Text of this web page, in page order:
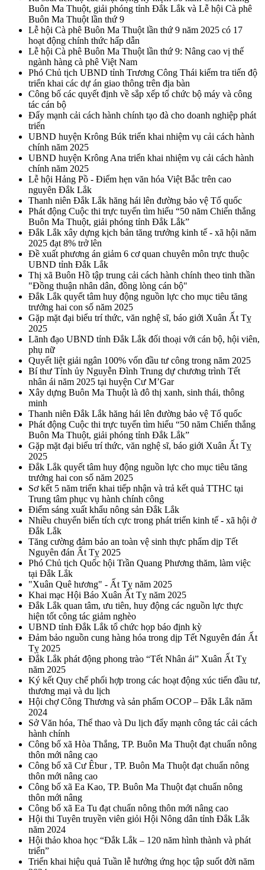
Buôn Ma Thuột, giải phóng tỉnh Đắk Lắk và Lễ hội Cà phê
Buôn Ma Thuột lần thứ 9
Lễ hội Cà phê Buôn Ma Thuột lần thứ 9 năm 2025 có 17
hoạt động chính thức hấp dẫn
Lễ hội Cà phê Buôn Ma Thuột lần thứ 9: Nâng cao vị thế
ngành hàng cà phê Việt Nam
Phó Chủ tịch UBND tỉnh Trương Công Thái kiểm tra tiến độ
triển khai các dự án giao thông trên địa bàn
Công bố các quyết định về sắp xếp tổ chức bộ máy và công
tác cán bộ
Đẩy mạnh cải cách hành chính tạo đà cho doanh nghiệp phát
triển
UBND huyện Krông Búk triển khai nhiệm vụ cải cách hành
chính năm 2025
UBND huyện Krông Ana triển khai nhiệm vụ cải cách hành
chính năm 2025
Lễ hội Hảng Pồ - Điểm hẹn văn hóa Việt Bắc trên cao
nguyên Đắk Lắk
Thanh niên Đắk Lắk hăng hái lên đường bảo vệ Tổ quốc
Phát động Cuộc thi trực tuyến tìm hiểu “50 năm Chiến thắng
Buôn Ma Thuột, giải phóng tỉnh Đắk Lắk”
Đắk Lắk xây dựng kịch bản tăng trưởng kinh tế - xã hội năm
2025 đạt 8% trở lên
Đề xuất phương án giảm 6 cơ quan chuyên môn trực thuộc
UBND tỉnh Đắk Lắk
Thị xã Buôn Hồ tập trung cải cách hành chính theo tinh thần
"Đồng thuận nhân dân, đồng lòng cán bộ"
Đắk Lắk quyết tâm huy động nguồn lực cho mục tiêu tăng
trưởng hai con số năm 2025
Gặp mặt đại biểu trí thức, văn nghệ sĩ, báo giới Xuân Ất Tỵ
2025
Lãnh đạo UBND tỉnh Đắk Lắk đối thoại với cán bộ, hội viên,
phụ nữ
Quyết liệt giải ngân 100% vốn đầu tư công trong năm 2025
Bí thư Tỉnh ủy Nguyễn Đình Trung dự chương trình Tết
nhân ái năm 2025 tại huyện Cư M’Gar
Xây dựng Buôn Ma Thuột là đô thị xanh, sinh thái, thông
minh
Thanh niên Đắk Lắk hăng hái lên đường bảo vệ Tổ quốc
Phát động Cuộc thi trực tuyến tìm hiểu “50 năm Chiến thắng
Buôn Ma Thuột, giải phóng tỉnh Đắk Lắk”
Gặp mặt đại biểu trí thức, văn nghệ sĩ, báo giới Xuân Ất Tỵ
2025
Đắk Lắk quyết tâm huy động nguồn lực cho mục tiêu tăng
trưởng hai con số năm 2025
Sơ kết 5 năm triển khai tiếp nhận và trả kết quả TTHC tại
Trung tâm phục vụ hành chính công
Điểm sáng xuất khẩu nông sản Đắk Lắk
Nhiều chuyển biến tích cực trong phát triển kinh tế - xã hội ở
Đắk Lắk
Tăng cường đảm bảo an toàn vệ sinh thực phẩm dịp Tết
Nguyên đán Ất Tỵ 2025
Phó Chủ tịch Quốc hội Trần Quang Phương thăm, làm việc
tại Đắk Lắk
"Xuân Quê hương" - Ất Tỵ năm 2025
Khai mạc Hội Báo Xuân Ất Tỵ năm 2025
Đắk Lắk quan tâm, ưu tiên, huy động các nguồn lực thực
hiện tốt công tác giảm nghèo
UBND tỉnh Đắk Lắk tổ chức họp báo định kỳ
Đảm bảo nguồn cung hàng hóa trong dịp Tết Nguyên đán Ất
Tỵ 2025
Đắk Lắk phát động phong trào “Tết Nhân ái” Xuân Ất Tỵ
năm 2025
Ký kết Quy chế phối hợp trong các hoạt động xúc tiến đầu tư,
thương mại và du lịch
Hội chợ Công Thương và sản phẩm OCOP – Đắk Lắk năm
2024
Sở Văn hóa, Thể thao và Du lịch đẩy mạnh công tác cải cách
hành chính
Công bố xã Hòa Thắng, TP. Buôn Ma Thuột đạt chuẩn nông
thôn mới nâng cao
Công bố xã Cư Êbur , TP. Buôn Ma Thuột đạt chuẩn nông
thôn mới nâng cao
Công bố xã Ea Kao, TP. Buôn Ma Thuột đạt chuẩn nông
thôn mới nâng
Công bố xã Ea Tu đạt chuẩn nông thôn mới nâng cao
Hội thi Tuyên truyền viên giỏi Hội Nông dân tỉnh Đắk Lắk
năm 2024
Hội thảo khoa học “Đắk Lắk – 120 năm hình thành và phát
triển”
Triển khai hiệu quả Tuần lễ hưởng ứng học tập suốt đời năm